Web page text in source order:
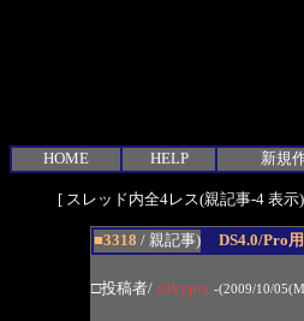
HOME HELP 新規
[ スレッド内全4レス(親記事-4 表
■3318 / 親記事)
DS4.0/Pro
□投稿者/ silkypix -(2009/10/